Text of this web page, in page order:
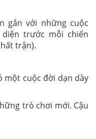
gắn với những cuộc
tr­ước mỗi chiến
trận).
một cuộc đời dạn dày
trò chơi mới. Cậu